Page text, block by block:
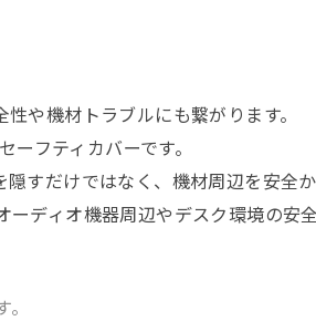
や機材トラブルにも繋がります。
フティカバーです。
すだけではなく、機材周辺を安全か
ディオ機器周辺やデスク環境の安